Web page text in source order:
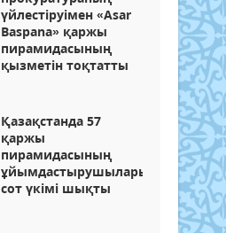
үйлестіруімен «Asar
Baspana» қаржы
пирамидасының
қызметін тоқтатты
Қазақстанда 57
қаржы
пирамидасының
ұйымдастырушыларына
сот үкімі шықты